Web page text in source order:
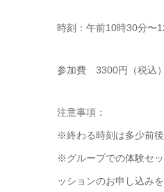
時刻：午前10時30分〜
参加費 3300円（税込）
注意事項：
※終わる時刻は多少前
※グループでの体験セ
ッションのお申し込み